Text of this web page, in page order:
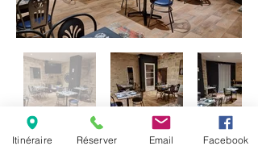
Restaurant "Chez Hélène", 147 rue Robert Doisneau,
Itinéraire Réserver Email Facebook